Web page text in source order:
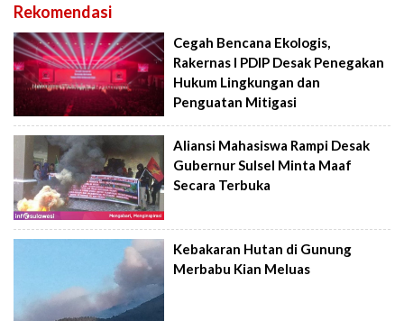
Rekomendasi
Cegah Bencana Ekologis,
Rakernas I PDIP Desak Penegakan
Hukum Lingkungan dan
Penguatan Mitigasi
Aliansi Mahasiswa Rampi Desak
Gubernur Sulsel Minta Maaf
Secara Terbuka
Kebakaran Hutan di Gunung
Merbabu Kian Meluas